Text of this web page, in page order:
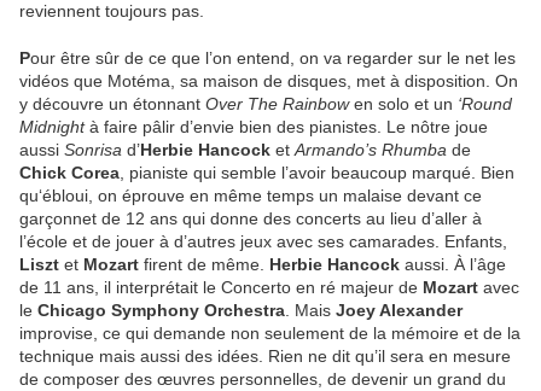
reviennent toujours pas.
Pour être sûr de ce que l’on entend, on va regarder sur le net les
vidéos que Motéma, sa maison de disques, met à disposition. On
y découvre un étonnant Over The Rainbowen solo et un ‘Round
Midnightà faire pâlir d’envie bien des pianistes. Le nôtre joue
aussi Sonrisa d’Herbie Hancock et Armando’s Rhumba de
Chick Corea , pianiste qui semble l’avoir beaucoup marqué. Bien
qu‘ébloui, on éprouve en même temps un malaise devant ce
garçonnet de 12 ans qui donne des concerts au lieu d’aller à
l’école et de jouer à d’autres jeux avec ses camarades. Enfants,
Liszt et Mozart firent de même. Herbie Hancock aussi. À l’âge
de 11 ans, il interprétait le Concerto en ré majeur de Mozart avec
le Chicago Symphony Orchestra . Mais Joey Alexander
improvise, ce qui demande non seulement de la mémoire et de la
technique mais aussi des idées. Rien ne dit qu’il sera en mesure
de composer des œuvres personnelles, de devenir un grand du